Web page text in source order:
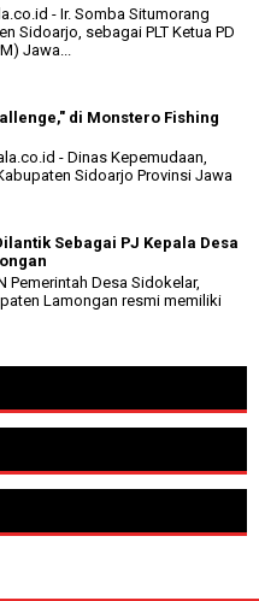
- Ir. Somba Situmorang
Sidoarjo, sebagai PLT Ketua PD
Jawa...
di Monstero Fishing
- Dinas Kepemudaan,
Sidoarjo Provinsi Jawa
Sebagai PJ Kepala Desa
Pemerintah Desa Sidokelar,
Lamongan resmi memiliki